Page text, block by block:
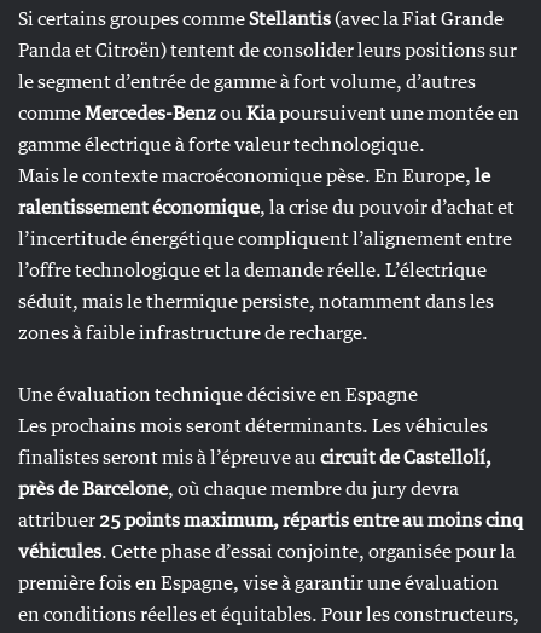
Si certains groupes commeStellantis(avec la Fiat Grande
Panda et Citroën) tentent de consolider leurs positions sur
le segment d’entrée de gamme à fort volume, d’autres
commeMercedes-Benzou Kiapoursuivent une montée en
gamme électrique à forte valeur technologique.
Mais le contexte macroéconomique pèse. En Europe, le
ralentissement économique, la crise du pouvoir d’achat et
l’incertitude énergétique compliquent l’alignement entre
l’offre technologique et la demande réelle. L’électrique
séduit, mais le thermique persiste, notamment dans les
zones à faible infrastructure de recharge.
Une évaluation technique décisive en Espagne
Les prochains mois seront déterminants. Les véhicules
finalistes seront mis à l’épreuve au circuit de Castellolí,
près de Barcelone, où chaque membre du jury devra
attribuer 25 points maximum, répartis entre au moins cinq
véhicules. Cette phase d’essai conjointe, organisée pour la
première fois en Espagne, vise à garantir une évaluation
en conditions réelles et équitables. Pour les constructeurs,